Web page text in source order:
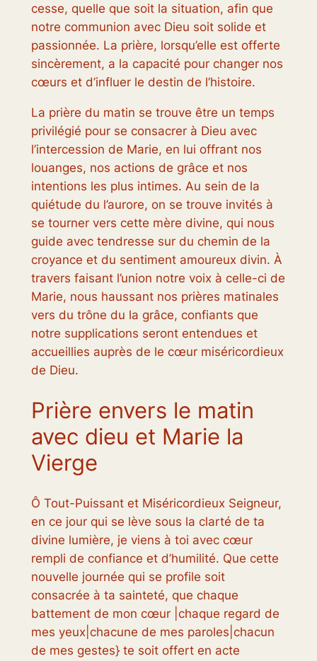
cesse, quelle que soit la situation, afin que
notre communion avec Dieu soit solide et
passionnée. La prière, lorsqu’elle est offerte
sincèrement, a la capacité pour changer nos
cœurs et d’influer le destin de l’histoire.
La prière du matin se trouve être un temps
privilégié pour se consacrer à Dieu avec
l’intercession de Marie, en lui offrant nos
louanges, nos actions de grâce et nos
intentions les plus intimes. Au sein de la
quiétude du l’aurore, on se trouve invités à
se tourner vers cette mère divine, qui nous
guide avec tendresse sur du chemin de la
croyance et du sentiment amoureux divin. À
travers faisant l’union notre voix à celle-ci de
Marie, nous haussant nos prières matinales
vers du trône du la grâce, confiants que
notre supplications seront entendues et
accueillies auprès de le cœur miséricordieux
de Dieu.
Prière envers le matin
avec dieu et Marie la
Vierge
Ô Tout-Puissant et Miséricordieux Seigneur,
en ce jour qui se lève sous la clarté de ta
divine lumière, je viens à toi avec cœur
rempli de confiance et d’humilité. Que cette
nouvelle journée qui se profile soit
consacrée à ta sainteté, que chaque
battement de mon cœur |chaque regard de
mes yeux|chacune de mes paroles|chacun
de mes gestes} te soit offert en acte